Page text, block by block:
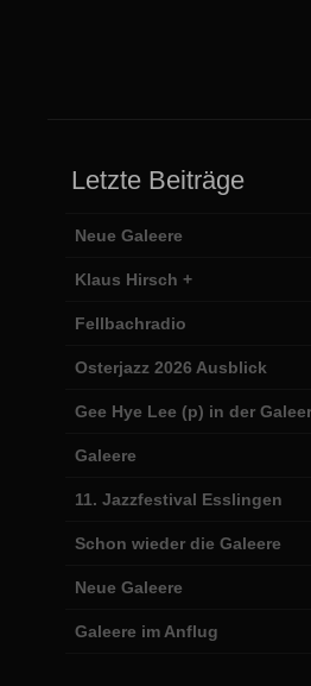
Letzte Beiträge
Neue Galeere
Klaus Hirsch +
Fellbachradio
Osterjazz 2026 Ausblick
Gee Hye Lee (p) in der
Galeere
11. Jazzfestival Esslingen
Schon wieder die Galeere
Neue Galeere
Galeere im Anflug